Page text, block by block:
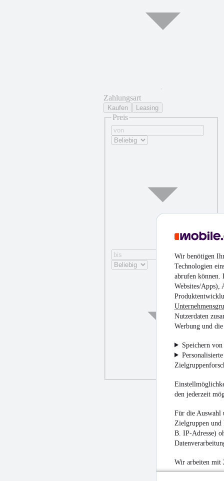
Wir benötigen
Technologien
abrufen können.
Websites/Apps),
Nutzerdaten
Werbung und
Speichern
den jederzeit
Für die Auswahl
Zielgruppen und
B. IP-Adresse)
Wir arbeiten mit
Zahlungsart
Kaufen Leasing
Preis